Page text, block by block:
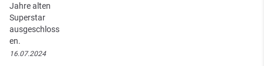
Jahre alten
Superstar
ausgeschloss
en.
16.07.2024